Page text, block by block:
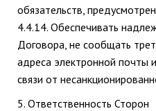
обязательств,
4.4.14. Обеспечивать
Договора, не сообщать
адреса электронной почты
связи от
5. Ответственность Сторон